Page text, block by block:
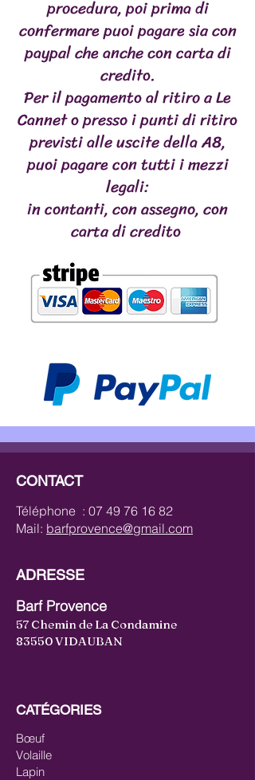
procedura, poi prima di
confermare puoi pagare sia con
paypal che anche con carta di
credito.
Per il pagamento al ritiro a Le
Cannet o presso i punti di ritiro
previsti alle uscite della A8,
puoi pagare con tutti i mezzi
legali:
in contanti, con assegno, con
carta di credito
CONTACT
Téléphone : 07 49 76 16 82
Mail: barfprovence@gmail.com
ADRESSE
Barf Provence
57 Chemin de La Condamine
83550 VIDAUBAN
CATÉGORIES
Bœuf
Volaille
Lapin